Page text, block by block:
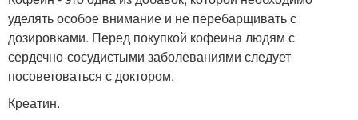
уделять особое внимание и не перебарщивать с
дозировками. Перед покупкой кофеина людям с
сердечно-сосудистыми заболеваниями следует
посоветоваться с доктором.
Креатин.